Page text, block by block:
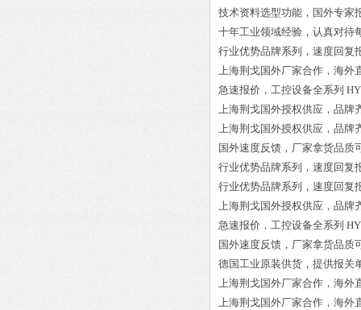
技术资料选型功能，国外专家
十年工业领域经验，认真对待
行业优势品牌系列，速度回复
上海荆戈国外厂家合作，海外
急速报价，工控设备全系列
上海荆戈国外授权供应，品牌
上海荆戈国外授权供应，品牌
国外速度反馈，厂家拿货品质
行业优势品牌系列，速度回复
行业优势品牌系列，速度回复
上海荆戈国外授权供应，品牌
急速报价，工控设备全系列
国外速度反馈，厂家拿货品质
德国工业原装供货，提供报关
上海荆戈国外厂家合作，海外
上海荆戈国外厂家合作，海外